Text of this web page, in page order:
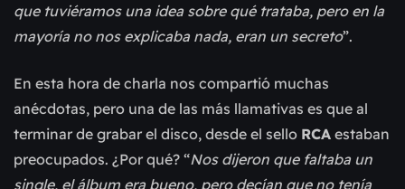
que tuviéramos una idea sobre qué trataba, pero en la
mayoría no nos explicaba nada, eran un secreto”.
En esta hora de charla nos compartió muchas
anécdotas, pero una de las más llamativas es que al
terminar de grabar el disco, desde el sello RCA estaban
preocupados. ¿Por qué? “Nos dijeron que faltaba un
single, el álbum era bueno, pero decían que no tenía